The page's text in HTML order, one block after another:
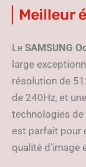
Meilleur
Le SAMSUNG
large
résolution de
de 240Hz, et
technologies
est parfait pour
qualité d’image